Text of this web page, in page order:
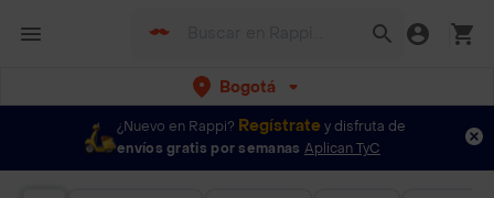
Bogotá
¿Nuevo en Rappi? Regístrate y disfruta de
envíos gratis por semanas Aplican TyC